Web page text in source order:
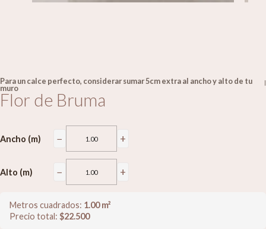
Para un calce perfecto, considerar sumar 5cm extra al ancho y alto de tu
muro
|
Flor de Bruma
Ancho (m) − +
Alto (m) − +
Metros cuadrados: 1.00m²
Precio total: $22.500